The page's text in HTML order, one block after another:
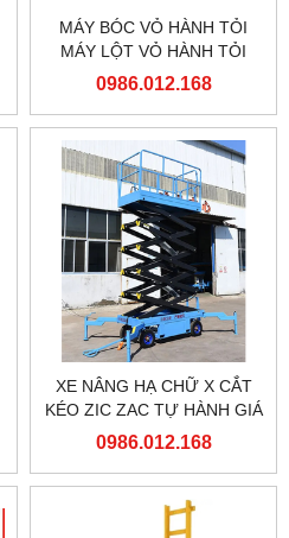
MÁY BÓC VỎ HÀNH TỎI
MÁY LỘT VỎ HÀNH TỎI
0986.012.168
XE NÂNG HẠ CHỮ X CẮT
KÉO ZIC ZAC TỰ HÀNH GIÁ
RẺ
0986.012.168